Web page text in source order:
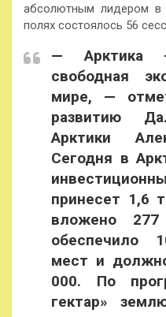
абсолютным лидером в
полях состоялось 56
— Арктика
свободная
мире, —
развитию
Арктики
Сегодня в
принесет 1,6
вложено
обеспечило
мест и
000. По
гектар»